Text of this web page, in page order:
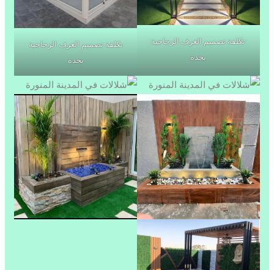
تكلفة تصميم الغرف الزجاجية
بجدة
تكلفة تصميم الغرف الزجاجية
بجدة